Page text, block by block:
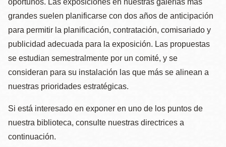
oportunos. Las exposiciones en nuestras galerías más
grandes suelen planificarse con dos años de anticipación
para permitir la planificación, contratación, comisariado y
publicidad adecuada para la exposición. Las propuestas
se estudian semestralmente por un comité, y se
consideran para su instalación las que más se alinean a
nuestras prioridades estratégicas.
Si está interesado en exponer en uno de los puntos de
nuestra biblioteca, consulte nuestras directrices a
continuación.